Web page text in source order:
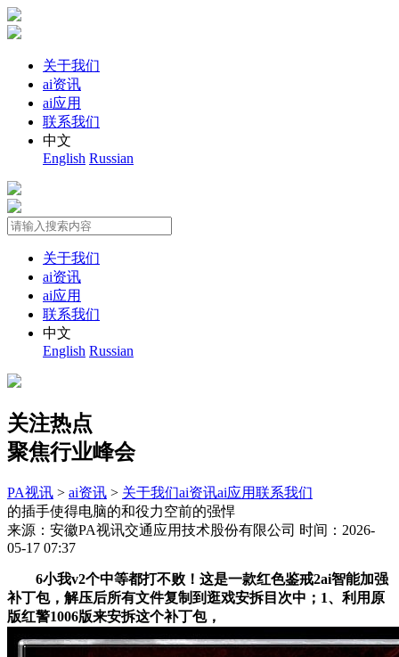
关于我们
ai资讯
ai应用
联系我们
中文
English Russian
关于我们
ai资讯
ai应用
联系我们
中文
English Russian
关注热点
聚焦行业峰会
PA视讯 > ai资讯 > 关于我们ai资讯ai应用联系我们
的插手使得电脑的和役力空前的强悍
来源：安徽PA视讯交通应用技术股份有限公司 时间：2026-
05-17 07:37
6小我v2个中等都打不败！这是一款红色鉴戒2ai智能加强
补丁包，解压后所有文件复制到逛戏安拆目次中；1、利用原
版红警1006版来安拆这个补丁包，